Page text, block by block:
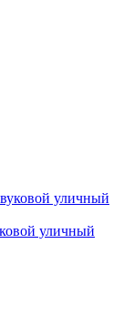
уличный